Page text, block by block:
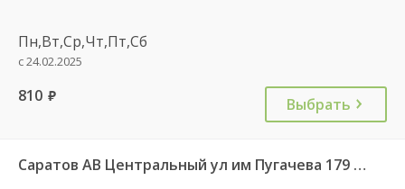
Пн,Вт,Ср,Чт,Пт,Сб
с 24.02.2025
810 руб. Выбрать
Саратов АВ Центральный ул им Пугачева 179 А — Балашов (Привокзальная площадь 7) 603-1